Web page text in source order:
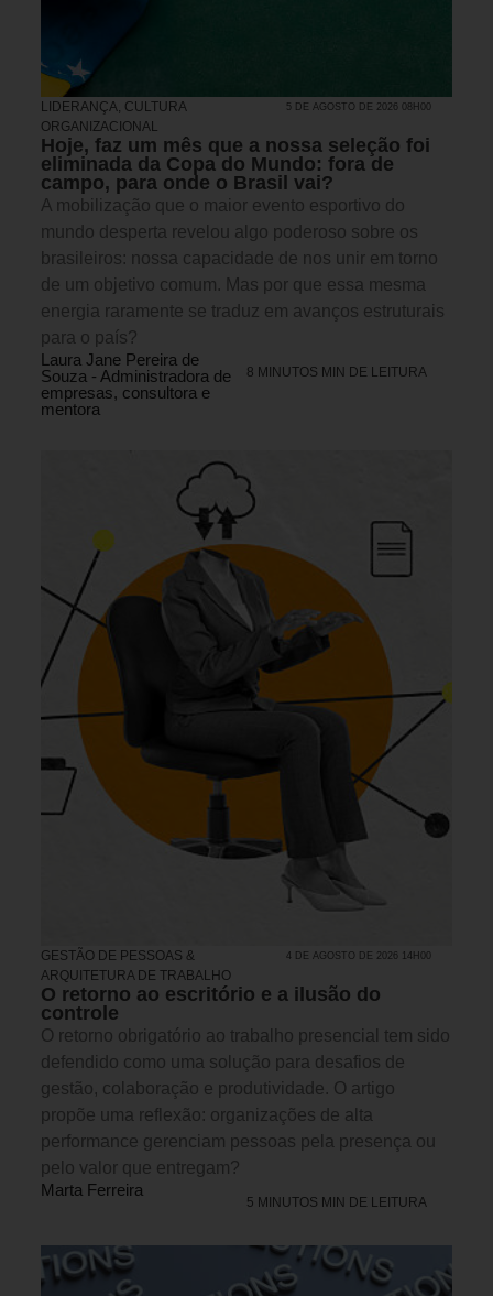
LIDERANÇA, CULTURA
ORGANIZACIONAL
5 DE AGOSTO DE 2026 08H00
Hoje, faz um mês que a nossa seleção foi
eliminada da Copa do Mundo: fora de
campo, para onde o Brasil vai?
A mobilização que o maior evento esportivo do
mundo desperta revelou algo poderoso sobre os
brasileiros: nossa capacidade de nos unir em torno
de um objetivo comum. Mas por que essa mesma
energia raramente se traduz em avanços estruturais
para o país?
Laura Jane Pereira de
Souza - Administradora de
empresas, consultora e
mentora
8 MINUTOS MIN DE LEITURA
GESTÃO DE PESSOAS &
ARQUITETURA DE TRABALHO
4 DE AGOSTO DE 2026 14H00
O retorno ao escritório e a ilusão do
controle
O retorno obrigatório ao trabalho presencial tem sido
defendido como uma solução para desafios de
gestão, colaboração e produtividade. O artigo
propõe uma reflexão: organizações de alta
performance gerenciam pessoas pela presença ou
pelo valor que entregam?
Marta Ferreira
5 MINUTOS MIN DE LEITURA